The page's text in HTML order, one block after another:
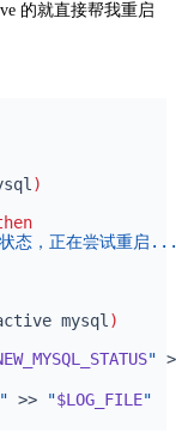
的就直接帮我重启
)
态，正在尝试重启
mysql )
"
>> "$LOG_FILE"